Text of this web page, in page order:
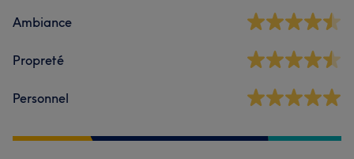
Ambiance
Propreté
Personnel